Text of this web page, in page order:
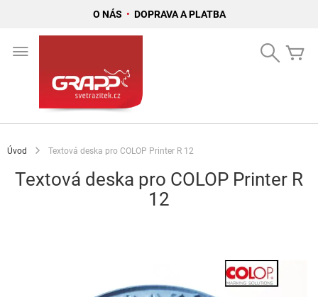
O NÁS • DOPRAVA A PLATBA
Search
Úvod Textová deska pro COLOP Printer R 12
Textová deska pro COLOP Printer R
12